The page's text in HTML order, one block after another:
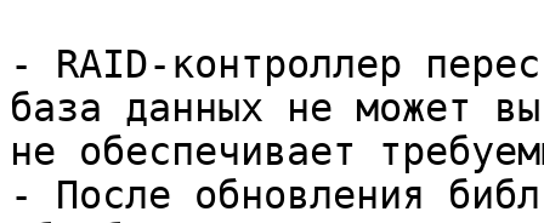
- RAID-контроллер
база данных не может
не обеспечивает
- После обновления